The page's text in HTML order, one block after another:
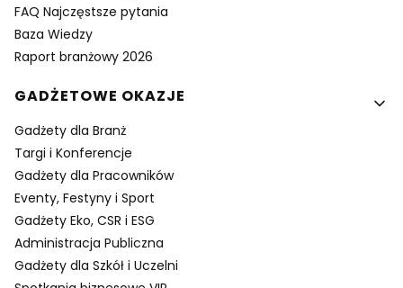
FAQ Najczęstsze pytania
Baza Wiedzy
Raport branżowy 2026
GADŻETOWE OKAZJE
Gadżety dla Branż
Targi i Konferencje
Gadżety dla Pracowników
Eventy, Festyny i Sport
Gadżety Eko, CSR i ESG
Administracja Publiczna
Gadżety dla Szkół i Uczelni